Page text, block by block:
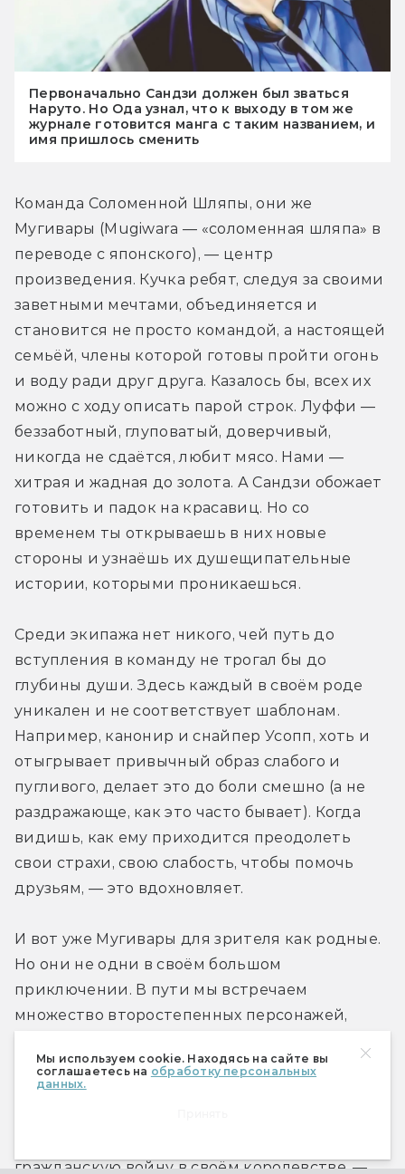
Мы используем cookie. Находясь на сайте вы
соглашаетесь на обработку персональных
данных.
Первоначально Сандзи должен был зваться
Наруто. Но Ода узнал, что к выходу в том же
журнале готовится манга с таким названием, и
имя пришлось сменить
Команда Соломенной Шляпы, они же
Мугивары (Mugiwara — «соломенная шляпа» в
переводе с японского), — центр
произведения. Кучка ребят, следуя за своими
заветными мечтами, объединяется и
становится не просто командой, а настоящей
семьёй, члены которой готовы пройти огонь
и воду ради друг друга. Казалось бы, всех их
можно с ходу описать парой строк. Луффи —
беззаботный, глуповатый, доверчивый,
никогда не сдаётся, любит мясо. Нами —
хитрая и жадная до золота. А Сандзи обожает
готовить и падок на красавиц. Но со
временем ты открываешь в них новые
стороны и узнаёшь их душещипательные
истории, которыми проникаешься.
Среди экипажа нет никого, чей путь до
вступления в команду не трогал бы до
глубины души. Здесь каждый в своём роде
уникален и не соответствует шаблонам.
Например, канонир и снайпер Усопп, хоть и
отыгрывает привычный образ слабого и
пугливого, делает это до боли смешно (а не
раздражающе, как это часто бывает). Когда
видишь, как ему приходится преодолеть
свои страхи, свою слабость, чтобы помочь
друзьям, — это вдохновляет.
И вот уже Мугивары для зрителя как родные.
Но они не одни в своём большом
приключении. В пути мы встречаем
множество второстепенных персонажей,
Будь то кит, полсотни лет ждавший
приютившую его команду, доктор, что
гражданскую войну в своём королевстве, —